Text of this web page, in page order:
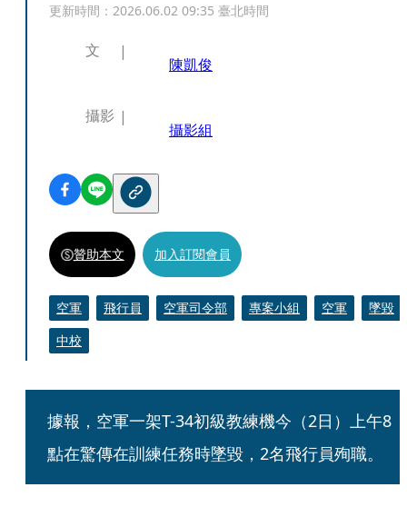
更新時間： 2026.06.02 09:35 臺北時間
文
陳凱俊
攝影
攝影組
贊助本文 加入訂閱會員
空軍 飛行員 空軍司令部 專案小組 空軍
墜毀
中校
據報，空軍一架T-34初級教練機今（2日）上午8
點在驚傳在訓練任務時墜毀，2名飛行員殉職。